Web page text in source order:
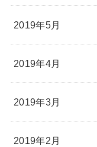
2019年5月
2019年4月
2019年3月
2019年2月